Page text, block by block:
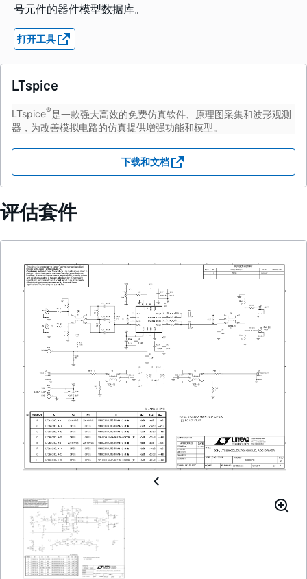
号元件的器件模型数据库。
打开工具
LTspice
LTspice®是一款强大高效的免费仿真软件、原理图采集和波形观测
器，为改善模拟电路的仿真提供增强功能和模型。
下载和文档
评估套件